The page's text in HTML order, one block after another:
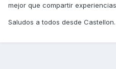
mejor que compartir
Saludos a todos desde Castellon.